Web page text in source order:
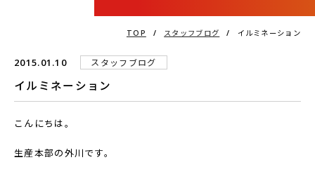
TOP / スタッフブログ / イルミネーション
2015.01.10 スタッフブログ
イルミネーション
こんにちは。
生産本部の外川です。